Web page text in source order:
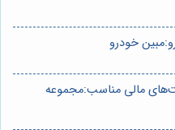
خودرو
مالی مناسب:مجموعه